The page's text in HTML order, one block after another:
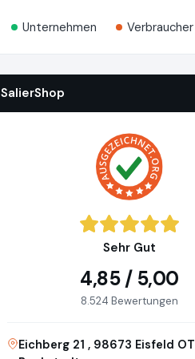
Unternehmen Verbraucher
SalierShop
Sehr Gut
4,85 / 5,00
8.524 Bewertungen
Eichberg 21 , 98673 Eisfeld OT